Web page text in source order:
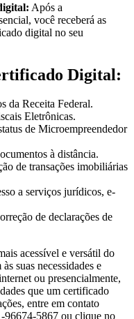
Após a
você receberá as
digital no seu
Digital:
da Receita Federal.
Eletrônicas.
de Microempreendedor
à distância.
de transações imobiliárias
a serviços jurídicos, e-
de declarações de
acessível e versátil do
suas necessidades e
ou presencialmente,
que um certificado
entre em contato
96674-5867 ou clique no